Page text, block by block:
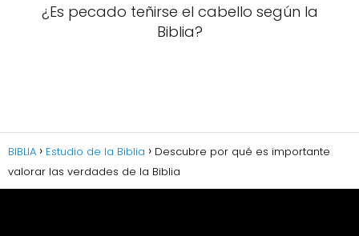
¿Es pecado teñirse el cabello según la
Biblia?
BIBLIA Estudio de la Biblia
Descubre por qué es importante
valorar las verdades de la Biblia